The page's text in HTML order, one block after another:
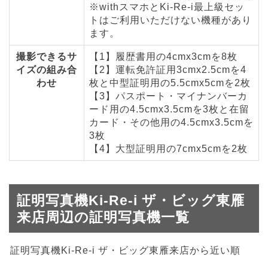
※withスマホとKi-Re-i最上級セッ
トはご利用いただけない機種があり
ます。
撮影できるサ
イズの組み合
わせ
【1】履歴書用の4cmx3cmを8枚
【2】運転免許証用3cmx2.5cmを4
枚と中型証明用の5.5cmx5cmを2枚
【3】パスポート・マイナンバーカ
ード用の4.5cmx3.5cmを3枚と在留
カード・その他用の4.5cmx3.5cmを
3枚
【4】大型証明用の7cmx5cmを2枚
証明写真機Ki-Re-i ザ・ビッグ東雁
来店周辺の証明写真機一覧
証明写真機Ki-Re-i ザ・ビッグ東雁来店から近い順